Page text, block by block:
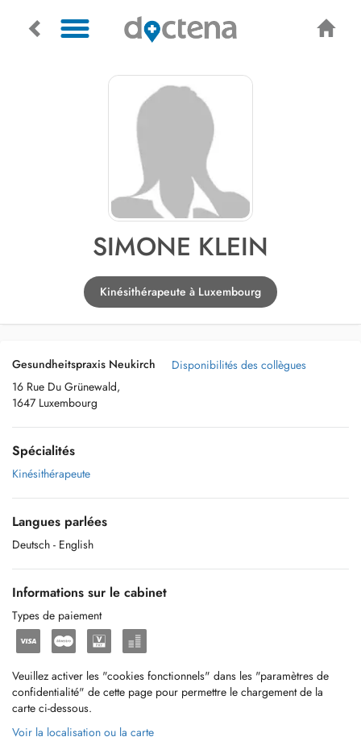
SIMONE KLEIN
Kinésithérapeute à Luxembourg
Gesundheitspraxis Neukirch
16 Rue Du Grünewald,
1647 Luxembourg
Disponibilités des collègues
Spécialités
Kinésithérapeute
Langues parlées
Deutsch - English
Informations sur le cabinet
Types de paiement
Veuillez activer les "cookies fonctionnels" dans les "paramètres de
confidentialité" de cette page pour permettre le chargement de la
carte ci-dessous.
Voir la localisation ou la carte